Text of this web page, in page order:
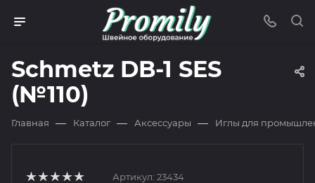
Schmetz DB-1 SES
(№110)
Главная — Каталог — Аксессуары — Иглы для
Артикул: 23434